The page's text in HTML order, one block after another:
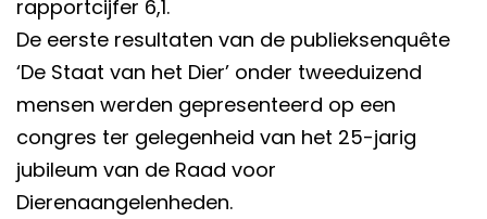
rapportcijfer 6,1.
De eerste resultaten van de publieksenquête
‘De Staat van het Dier’ onder tweeduizend
mensen werden gepresenteerd op een
congres ter gelegenheid van het 25-jarig
jubileum van de Raad voor
Dierenaangelenheden.